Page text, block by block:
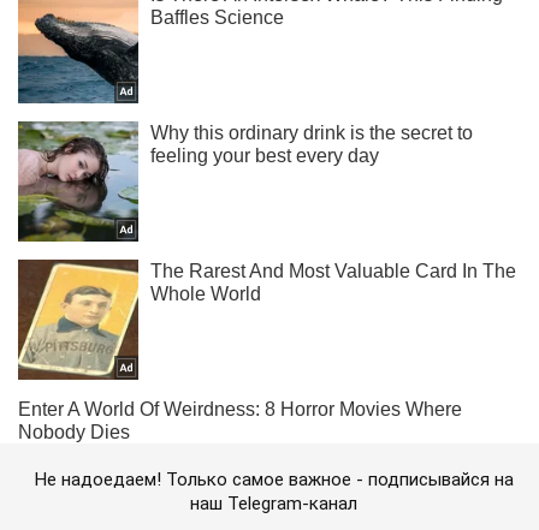
Не надоедаем! Только самое важное - подписывайся на
наш Telegram-канал